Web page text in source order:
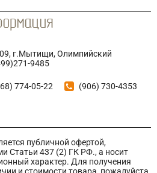
г.Мытищи, Олимпийский
9485
774-05-22 (906) 730-4353
публичной офертой,
Статьи 437 (2) ГК РФ., а носит
характер. Для получения